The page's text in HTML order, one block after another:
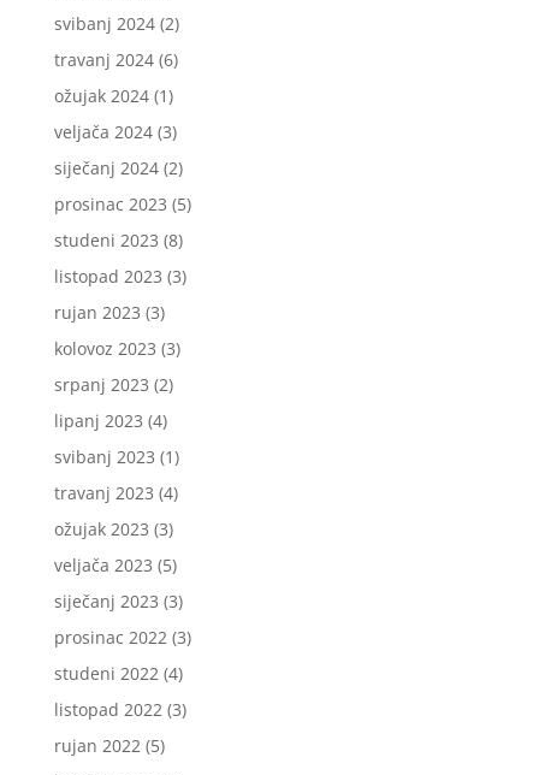
svibanj 2024(2)
travanj 2024(6)
ožujak 2024(1)
veljača 2024(3)
siječanj 2024(2)
prosinac 2023 (5)
studeni 2023 (8)
listopad 2023 (3)
rujan 2023 (3)
kolovoz 2023 (3)
srpanj 2023 (2)
lipanj 2023 (4)
svibanj 2023 (1)
travanj 2023 (4)
ožujak 2023 (3)
veljača 2023 (5)
siječanj 2023 (3)
prosinac 2022(3)
studeni 2022(4)
listopad 2022(3)
rujan 2022(5)